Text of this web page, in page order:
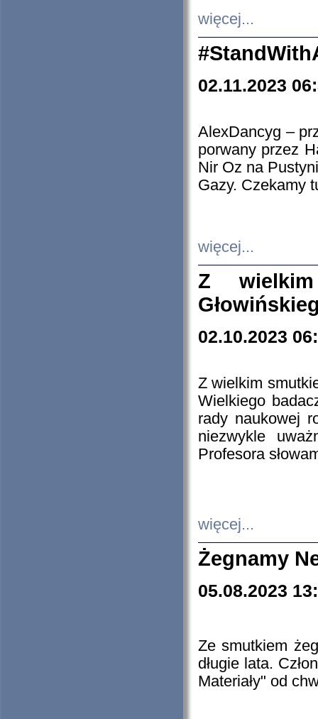
więcej...
02.11.2023
AlexDancyg –
porwany przez
Nir Oz na
Gazy. Czekamy
więcej...
Z
02.10.2023
Z wielkim
Wielkiego
rady naukowej
niezwykle
Profesora
więcej...
Żegnamy
05.08.2023
Ze smutkiem
długie lata.
Materiały" od